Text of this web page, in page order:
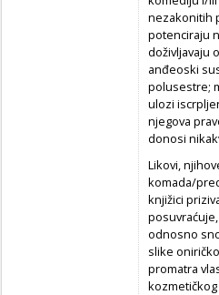
nezakonitih
potenciraju
doživljavaju
anđeoski
polusestre;
ulozi
njegova
donosi
Likovi,
komada/
knjižici
odnosno
slike
promatra